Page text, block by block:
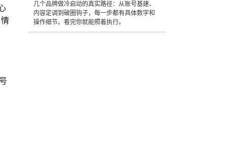
几个品牌做冷启动的真实路径：从账号基建、
内容定调到破圈钩子，每一步都有具体数字和
操作细节。看完你就能照着执行。